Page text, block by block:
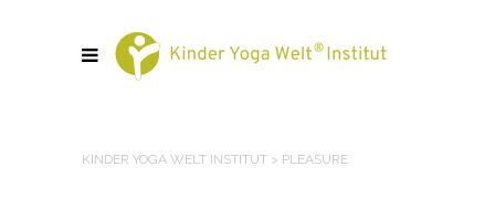
KINDER YOGA WELT INSTITUT > PLEASURE